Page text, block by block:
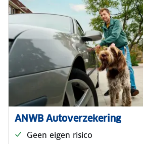
ANWB Autoverzekering
Geen eigen risico